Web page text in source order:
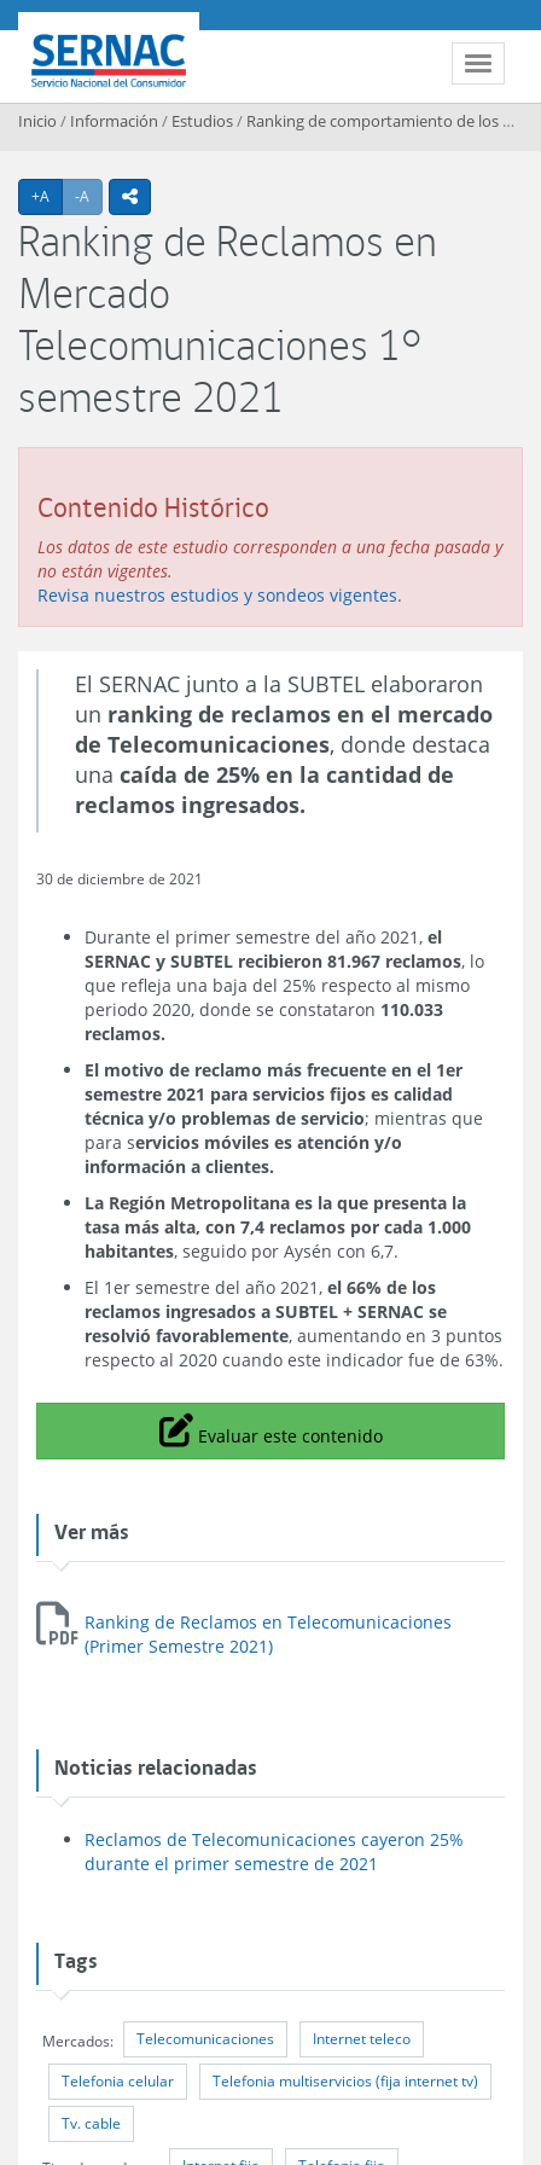
Contenido principal
Toggle
SERNAC
Inicio / Información / Estudios/ Ranking de comportamiento de los mercados
+A Agrandar texto
-A Achicar textoicono compartir
Ranking de Reclamos en
Mercado
Telecomunicaciones 1°
semestre 2021
Contenido Histórico
Los datos de este estudio corresponden a una fecha pasada y
no están vigentes.
Revisa nuestros estudios y sondeos vigentes.
El SERNAC junto a la SUBTEL elaboraron
un ranking de reclamos en el mercado
de Telecomunicaciones, donde destaca
una caída de 25% en la cantidad de
reclamos ingresados.
30 de diciembre de 2021
Durante el primer semestre del año 2021, el
SERNAC y SUBTEL recibieron 81.967 reclamos, lo
que refleja una baja del 25% respecto al mismo
periodo 2020, donde se constataron 110.033
reclamos.
El motivo de reclamo más frecuente en el 1er
semestre 2021 para servicios fijos es calidad
técnica y/o problemas de servicio; mientras que
para servicios móviles es atención y/o
información a clientes.
La Región Metropolitana es la que presenta la
tasa más alta, con 7,4 reclamos por cada 1.000
habitantes, seguido por Aysén con 6,7.
El 1er semestre del año 2021, el 66% de los
reclamos ingresados a SUBTEL + SERNAC se
resolvió favorablemente, aumentando en 3 puntos
respecto al 2020 cuando este indicador fue de 63%.
Icono
Evaluar este contenido
Ver más
Ranking de Reclamos en Telecomunicaciones
(Primer Semestre 2021)
Noticias relacionadas
Reclamos de Telecomunicaciones cayeron 25%
durante el primer semestre de 2021
Tags
Mercados: Telecomunicaciones Internet teleco
Telefonia celular Telefonia multiservicios (fija internet tv)
Tv. cable